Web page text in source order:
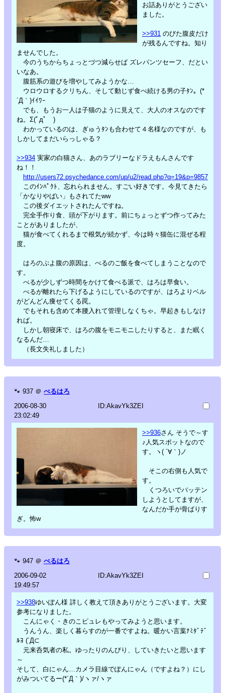
お話ありがとうござい
ました。
>>931 のびた腹皮だけ
が残るんですね。知り
ませんでした。
今のうちからちょっとづつ減らせば ズレパンツセーフ、だとい
いなあ。
腹筋系の遊びを増やしてみようかな…
ウロウロするクリちん、そして動じず食べ続ける男の子ﾀﾝ。(*
´Д｀)ｲｲﾜｰ
でも、もうお一人は子猫のように見えて、大人のオスなのです
ね。Σ(ﾟдﾟ )
わかっているのは、ぎゅうﾀﾝも合わせて４名様なのですが、も
しかしてまだいらっしゃる？
>>934 実家の白猫さん、あのラブリーなドラえもんさんです
ね！！
http://users72.psychedance.com/up/u2/read.php?q=19&p=9857
このｲﾝﾊﾟｸﾄ、忘れられません。すごい好きです。今見てきたら
「かなりやばい」もされてたww
この後ダイエットされたんですね。
完全手作り食、頭が下がります。前にちょっとずつ作ってみた
ことがありましたが、
猫が食べてくれるまで根気が続かず、今は時々猫缶に混ぜる程
度。
はろのぷよ腹の原因は、べるのご飯を食べてしまうことなので
す。
べるが少しずつ時間をかけて食べる派で、はろは早食い。
べるが離れたら下げるようにしているのですが、はろよりベル
がどんどん痩せてくる罠。
でもそれも含めて本腰入れて管理しなくちゃ。早起きもしなけ
れば。
しかし朝寝床で、はろの腹をモニモニしたりすると、また眠く
なるんだ…
（長文失礼しました）
🐾 937 ＠ べるはろ
2006-08-30
23:02:49
ID:AkavYk3ZEI
>>936さん そうで～す
♪人気スポットなので
す。ヽ( ´∀｀)ノ
そこの右側も人気で
す。
くつろいでバッテン
しようとしてますが、
なんだか手が骨ばりす
ぎ。怖w
🐾 947 ＠ べるはろ
2006-09-02
19:49:57
ID:AkavYk3ZEI
>>938ゆいぽん様 詳しく教えて頂きありがとうございます。大変
参考になりました。
こんにゃく・きのこピュレもやってみようと思います。
うんうん、楽しく暮らすのが一番ですよね。暖かい言葉ﾅﾐﾀﾞﾃﾞ
ﾙﾖ (´Д⊂
元来呑気者の私。ゆったりのんびり、していきたいと思います
～
そして、白にゃん…カメラ目線でぽんにゃん（ですよね？）にし
がみついてるー(*´Д｀)/ヽァ/ヽァ